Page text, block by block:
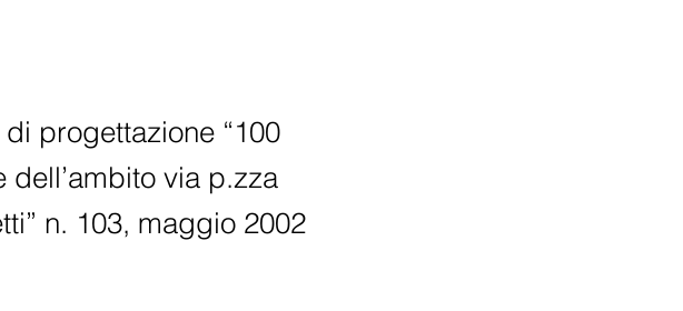
progettazione “100
dell’ambito via p.zza
n. 103, maggio 2002